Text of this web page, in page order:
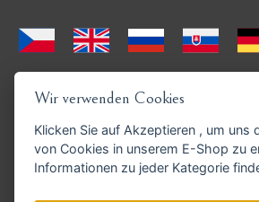
GoPay-Zahlungen
Wir verwenden Cookies
Klicken Sie auf Akzeptieren , um uns
von Cookies in unserem E-Shop zu
Informationen zu jeder Kategorie